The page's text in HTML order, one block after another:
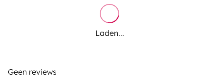
Laden...
Geen reviews